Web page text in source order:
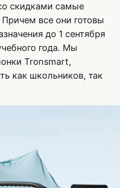
скидками самые
все они готовы
до 1 сентября
года. Мы
Tronsmart,
как школьников, так